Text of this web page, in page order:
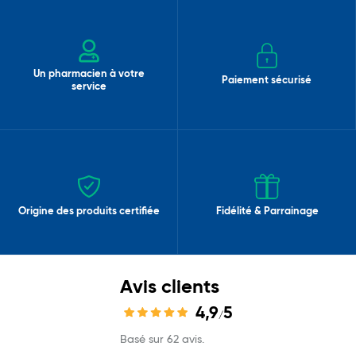
Un pharmacien à votre
service
Paiement sécurisé
Origine des produits certifiée Fidélité & Parrainage
Avis clients
4,9/5
Basé sur 62 avis.